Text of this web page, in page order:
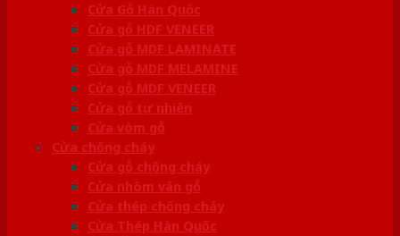
Cửa Gỗ Hàn Quốc
Cửa gỗ HDF VENEER
Cửa gỗ MDF LAMINATE
Cửa gỗ MDF MELAMINE
Cửa gỗ MDF VENEER
Cửa gỗ tự nhiên
Cửa vòm gỗ
Cửa chống cháy
Cửa gỗ chống cháy
Cửa nhôm vân gỗ
Cửa thép chống cháy
Cửa Thép Hàn Quốc